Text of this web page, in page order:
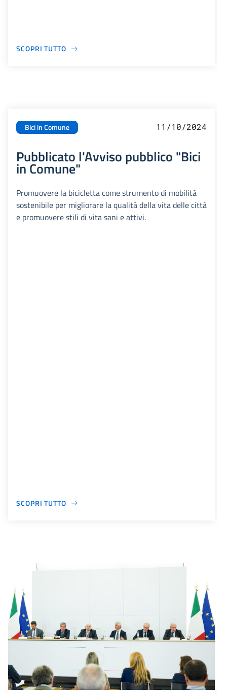
SCOPRI TUTTO
Bici in Comune 11/10/2024
Pubblicato l'Avviso pubblico "Bici
in Comune"
Promuovere la bicicletta come strumento di mobilità
sostenibile per migliorare la qualità della vita delle città
e promuovere stili di vita sani e attivi.
SCOPRI TUTTO